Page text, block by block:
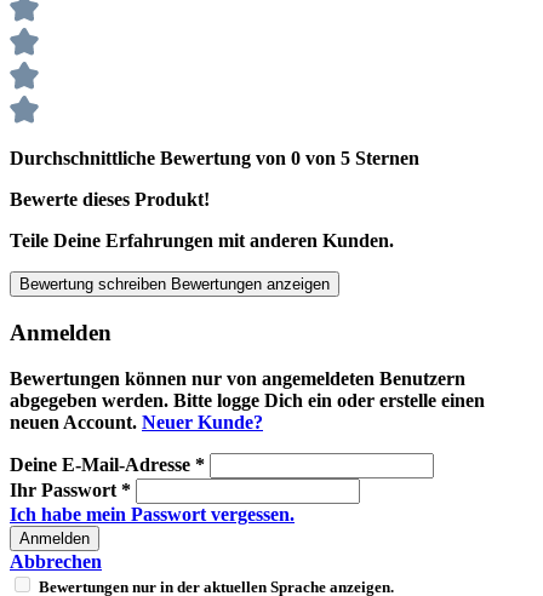
Durchschnittliche Bewertung von 0 von 5 Sternen
Bewerte dieses Produkt!
Teile Deine Erfahrungen mit anderen Kunden.
Bewertung schreiben Bewertungen anzeigen
Anmelden
Bewertungen können nur von angemeldeten Benutzern
abgegeben werden. Bitte logge Dich ein oder erstelle einen
neuen Account. Neuer Kunde?
Deine E-Mail-Adresse *
Ihr Passwort *
Ich habe mein Passwort vergessen.
Anmelden
Abbrechen
Bewertungen nur in der aktuellen Sprache anzeigen.